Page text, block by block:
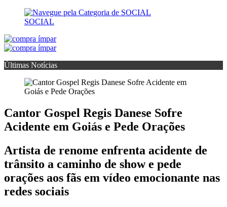
SOCIAL
Últimas Notícias
Cantor Gospel Regis Danese Sofre
Acidente em Goiás e Pede Orações
Artista de renome enfrenta acidente de
trânsito a caminho de show e pede
orações aos fãs em vídeo emocionante nas
redes sociais